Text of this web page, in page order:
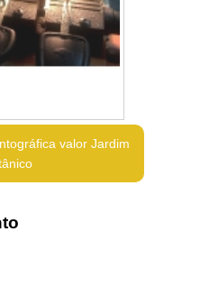
valor Jardim